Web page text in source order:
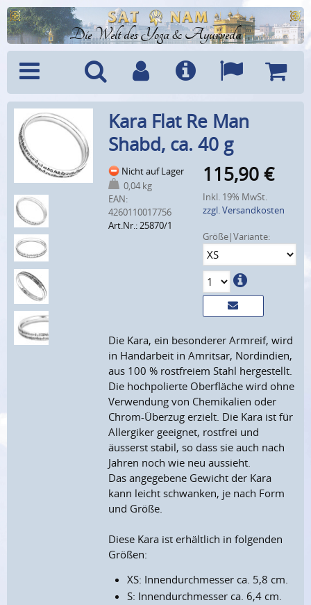
Die Welt des Yoga & Ayurveda
Menü SucheBenutzerkonto
Info Sprachen
Kara Flat Re Man
Shabd, ca. 40 g
Nicht auf Lager
0,04 kg
EAN:
4260110017756
Art.Nr.: 25870/1
115,90 €
Inkl. 19% MwSt.
zzgl. Versandkosten
Größe|Variante:
Die Kara, ein besonderer Armreif, wird
in Handarbeit in Amritsar, Nordindien,
aus 100 % rostfreiem Stahl hergestellt.
Die hochpolierte Oberfläche wird ohne
Verwendung von Chemikalien oder
Chrom-Überzug erzielt. Die Kara ist für
Allergiker geeignet, rostfrei und
äusserst stabil, so dass sie auch nach
Jahren noch wie neu aussieht.
Das angegebene Gewicht der Kara
kann leicht schwanken, je nach Form
und Größe.
Diese Kara ist erhältlich in folgenden
Größen:
XS: Innendurchmesser ca. 5,8 cm.
S: Innendurchmesser ca. 6,4 cm.